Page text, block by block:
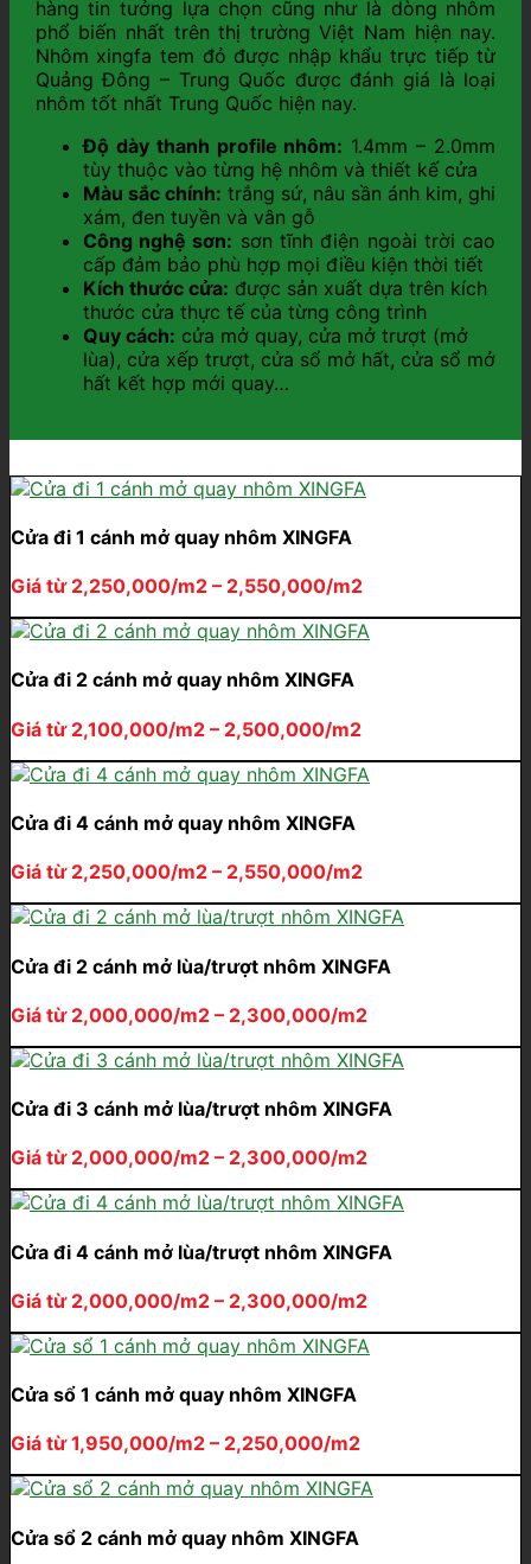
hàng tin tưởng lựa chọn cũng như là dòng nhôm
phổ biến nhất trên thị trường Việt Nam hiện nay.
Nhôm xingfa tem đỏ được nhập khẩu trực tiếp từ
Quảng Đông – Trung Quốc được đánh giá là loại
nhôm tốt nhất Trung Quốc hiện nay.
Độ dày thanh profile nhôm: 1.4mm – 2.0mm
tùy thuộc vào từng hệ nhôm và thiết kế cửa
Màu sắc chính: trắng sứ, nâu sần ánh kim, ghi
xám, đen tuyền và vân gỗ
Công nghệ sơn: sơn tĩnh điện ngoài trời cao
cấp đảm bảo phù hợp mọi điều kiện thời tiết
Kích thước cửa: được sản xuất dựa trên kích
thước cửa thực tế của từng công trình
Quy cách: cửa mở quay, cửa mở trượt (mở
lùa), cửa xếp trượt, cửa sổ mở hất, cửa sổ mở
hất kết hợp mới quay…
Cửa đi 1 cánh mở quay nhôm XINGFA
Giá từ 2,250,000/m2 – 2,550,000/m2
Cửa đi 2 cánh mở quay nhôm XINGFA
Giá từ 2,100,000/m2 – 2,500,000/m2
Cửa đi 4 cánh mở quay nhôm XINGFA
Giá từ 2,250,000/m2 – 2,550,000/m2
Cửa đi 2 cánh mở lùa/trượt nhôm XINGFA
Giá từ 2,000,000/m2 – 2,300,000/m2
Cửa đi 3 cánh mở lùa/trượt nhôm XINGFA
Giá từ 2,000,000/m2 – 2,300,000/m2
Cửa đi 4 cánh mở lùa/trượt nhôm XINGFA
Giá từ 2,000,000/m2 – 2,300,000/m2
Cửa sổ 1 cánh mở quay nhôm XINGFA
Giá từ 1,950,000/m2 – 2,250,000/m2
Cửa sổ 2 cánh mở quay nhôm XINGFA